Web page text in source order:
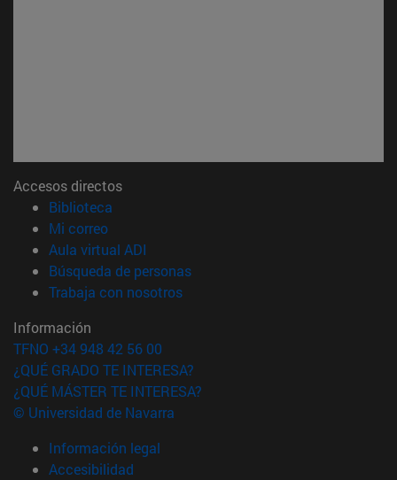
Accesos directos
Biblioteca
Mi correo(abre en nueva ventana)
Aula virtual ADI
Búsqueda de personas(abre en nueva ventana)
Trabaja con nosotros(abre en nueva ventana)
Información
TFNO +34 948 42 56 00
¿QUÉ GRADO TE INTERESA?
¿QUÉ MÁSTER TE INTERESA?
© Universidad de Navarra
Información legal
Accesibilidad